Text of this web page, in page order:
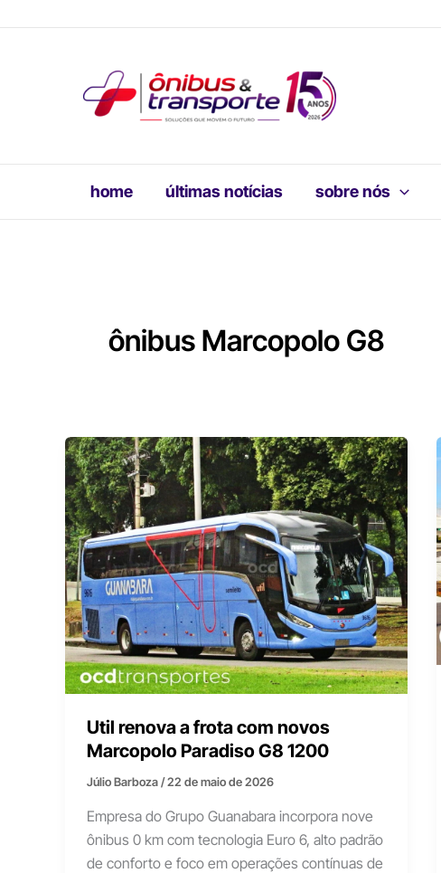
home últimas notícias sobre nós
ônibus Marcopolo G8
Util renova a frota com novos
Marcopolo Paradiso G8 1200
Júlio Barboza/22 de maio de 2026
Empresa do Grupo Guanabara incorpora nove
ônibus 0 km com tecnologia Euro 6, alto padrão
de conforto e foco em operações contínuas de